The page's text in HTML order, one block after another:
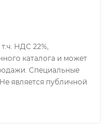
НДС 22%,
каталога и может
Специальные
является публичной